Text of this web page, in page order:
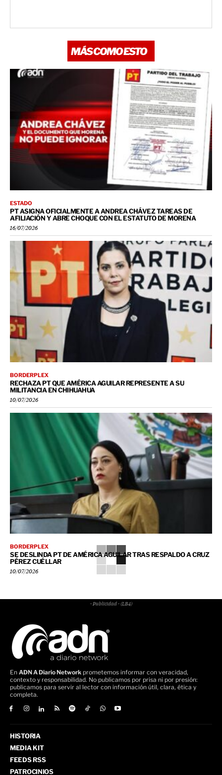
MÁS COMO ESTO
ESTADO
PT ASIGNA OFICIALMENTE A ANDREA CHÁVEZ TAREAS DE
AFILIACIÓN Y ABRE CHOQUE CON EL ESTATUTO DE MORENA
16/07/2026
BORDERPLEX
RECHAZA PT QUE AMÉRICA AGUILAR REPRESENTE A SU
MILITANCIA EN CHIHUAHUA
10/07/2026
BORDERPLEX
SE DESLINDA PT DE AMÉRICA AGUILAR TRAS RESPALDO A CRUZ
PÉREZ CUÉLLAR
10/07/2026
- Publicidad - (LB4)
En ADN A Diario Network prometemos informar con veracidad,
contexto y responsabilidad. No publicamos por prisa ni por presión:
publicamos para servir al lector con información útil, clara, ética y
completa.
HISTORIA
MEDIA KIT
FEEDS RSS
PATROCINIOS